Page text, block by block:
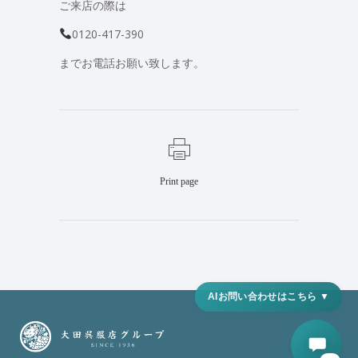
ご来店の際は
0120-417-390
までお電話お願い致します。
Print page